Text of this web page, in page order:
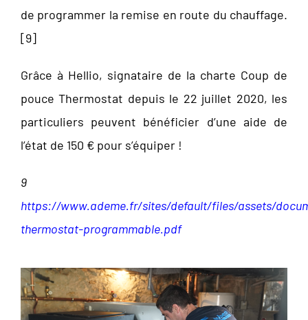
de programmer la remise en route du chauffage.
[9]
Grâce à Hellio, signataire de la charte Coup de
pouce Thermostat depuis le 22 juillet 2020, les
particuliers peuvent bénéficier d’une aide de
l’état de 150 € pour s’équiper !
9
https://www.ademe.fr/sites/default/files/assets/
thermostat-programmable.pdf